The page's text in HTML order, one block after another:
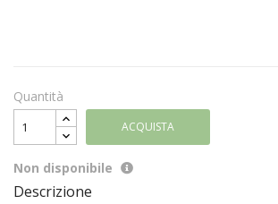
Quantità
ACQUISTA
Non disponibile
Descrizione